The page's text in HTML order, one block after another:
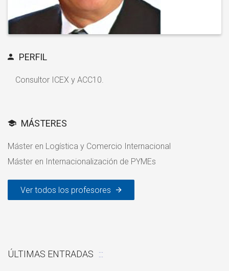
PERFIL
Consultor ICEX y ACC10.
MÁSTERES
Máster en Logística y Comercio Internacional
Máster en Internacionalización de PYMEs
Ver todos los profesores
ÚLTIMAS ENTRADAS